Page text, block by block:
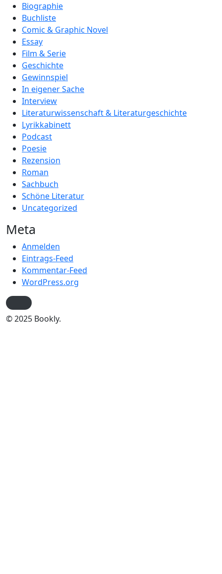
Biographie
Buchliste
Comic & Graphic Novel
Essay
Film & Serie
Geschichte
Gewinnspiel
In eigener Sache
Interview
Literaturwissenschaft & Literaturgeschichte
Lyrikkabinett
Podcast
Poesie
Rezension
Roman
Sachbuch
Schöne Literatur
Uncategorized
Meta
Anmelden
Eintrags-Feed
Kommentar-Feed
WordPress.org
© 2025 Bookly.